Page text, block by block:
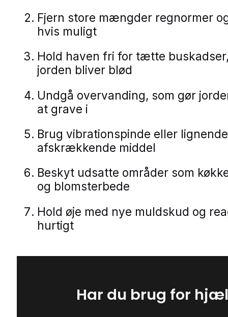
Fjern store mængder regnormer
hvis muligt
Hold haven fri for tætte
jorden bliver blød
Undgå overvanding, som gør
at grave i
Brug vibrationspinde eller
afskrækkende middel
Beskyt udsatte områder som
og blomsterbede
Hold øje med nye muldskud og
hurtigt
Har du brug for